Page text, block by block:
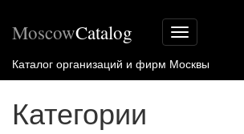
Меню
сайта
MoscowCatalog
Каталог организаций и фирм Москвы
Категории